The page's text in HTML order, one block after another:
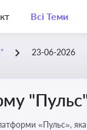
Всі Теми
23-06-2026
«Пульс», яка